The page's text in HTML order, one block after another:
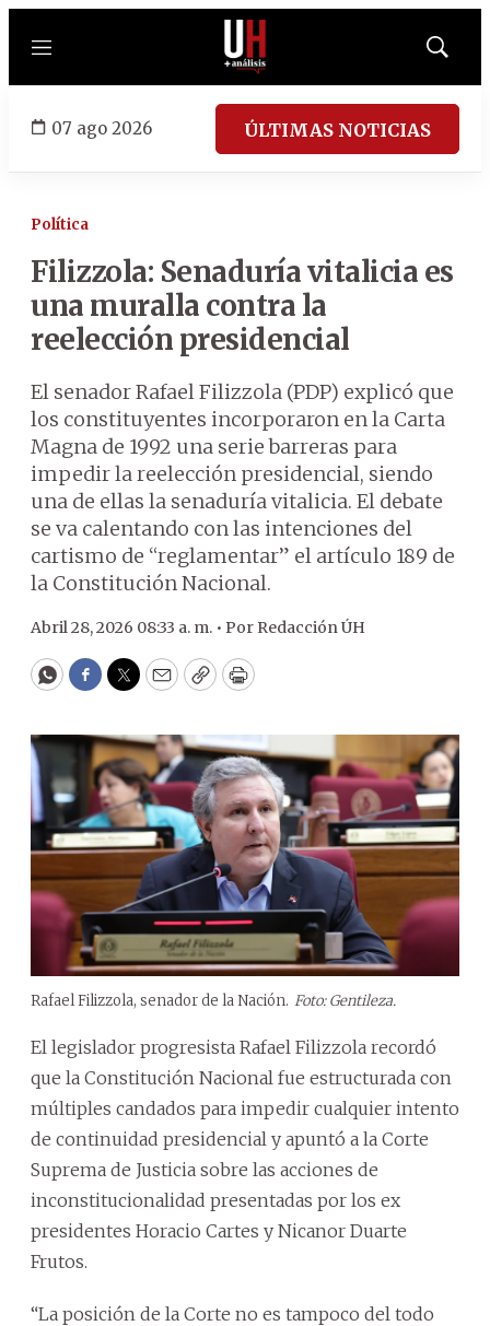
Menú
Mostrar
07 ago 2026 ÚLTIMAS NOTICIAS
Política
Filizzola: Senaduría vitalicia es
una muralla contra la
reelección presidencial
El senador Rafael Filizzola (PDP) explicó que
los constituyentes incorporaron en la Carta
Magna de 1992 una serie barreras para
impedir la reelección presidencial, siendo
una de ellas la senaduría vitalicia. El debate
se va calentando con las intenciones del
cartismo de “reglamentar” el artículo 189 de
la Constitución Nacional.
Abril 28, 2026 08:33 a. m. • Por Redacción ÚH
WhatsApp
Facebook
Twitter
EmailCopyPrint
Rafael Filizzola, senador de la Nación. Foto: Gentileza.
El legislador progresista Rafael Filizzola recordó
que la Constitución Nacional fue estructurada con
múltiples candados para impedir cualquier intento
de continuidad presidencial y apuntó a la Corte
Suprema de Justicia sobre las acciones de
inconstitucionalidad presentadas por los ex
presidentes Horacio Cartes y Nicanor Duarte
Frutos.
“La posición de la Corte no es tampoco del todo